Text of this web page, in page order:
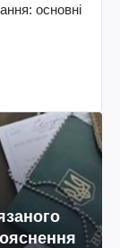
основні